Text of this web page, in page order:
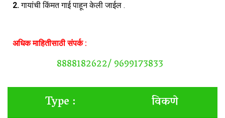
2.गायांची किंमत गाई पाहून केली जाईल .
अधिक माहितीसाठी संपर्क :
8888182622/ 9699173833
Type : विकणे